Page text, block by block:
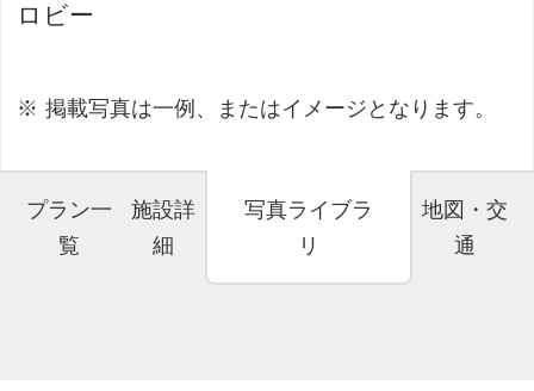
ロビー
掲載写真は一例、またはイメージとなります。
プラン一
覧
施設詳
細
写真ライブラ
リ
地図・交
通